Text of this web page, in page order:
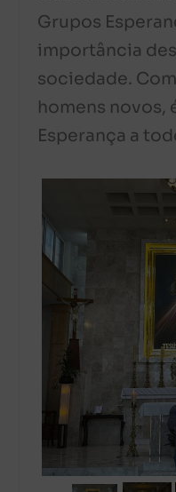
Grupos
importância
sociedade.
homens novos,
Esperança a